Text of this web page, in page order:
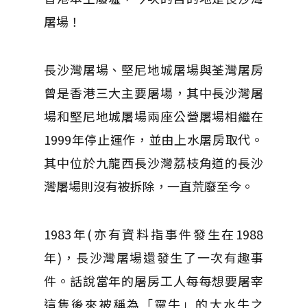
屠場！
長沙灣屠場、堅尼地城屠場與荃灣屠房
曾是香港三大主要屠場，其中長沙灣屠
場和堅尼地城屠場兩座公營屠場相繼在
1999年停止運作，並由上水屠房取代。
其中位於九龍西長沙灣荔枝角道的長沙
灣屠場則沒有被拆除，一直荒廢至今。
1983年(亦有資料指事件發生在1988
年)，長沙灣屠場還發生了一次有趣事
件。話說當年的屠房工人每每想要屠宰
這隻後來被稱為「靈牛」的大水牛之